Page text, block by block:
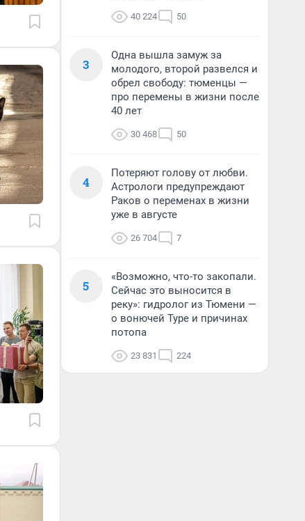
40 224 50
3
Одна вышла замуж за
молодого, второй развелся и
обрел свободу: тюменцы —
про перемены в жизни после
40 лет
30 468 50
4
Потеряют голову от любви.
Астрологи предупреждают
Раков о переменах в жизни
уже в августе
26 704 7
5
«Возможно, что-то закопали.
Сейчас это выносится в
реку»: гидролог из Тюмени —
о вонючей Туре и причинах
потопа
23 831 224